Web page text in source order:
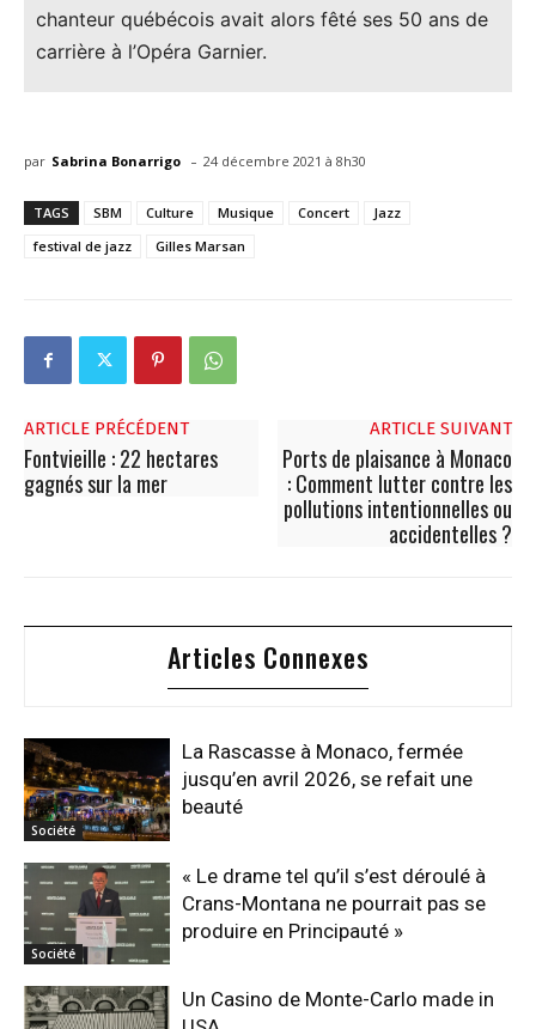
chanteur québécois avait alors fêté ses 50 ans de
carrière à l’Opéra Garnier.
par Sabrina Bonarrigo - 24 décembre 2021 à 8h30
TAGS SBM Culture Musique Concert
Jazz
festival de jazz
Gilles Marsan
ARTICLE PRÉCÉDENT
Fontvieille : 22 hectares
gagnés sur la mer
ARTICLE SUIVANT
Ports de plaisance à Monaco
: Comment lutter contre les
pollutions intentionnelles ou
accidentelles ?
Articles Connexes
Société
La Rascasse à Monaco, fermée
jusqu’en avril 2026, se refait une
beauté
Société
« Le drame tel qu’il s’est déroulé à
Crans-Montana ne pourrait pas se
produire en Principauté »
Un Casino de Monte-Carlo made in